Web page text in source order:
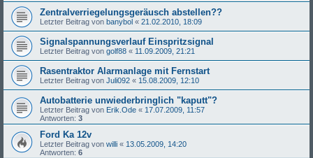
Zentralverriegelungsgeräusch abstellen??
Letzter Beitrag von banybol « 21.02.2010, 18:09
Signalspannungsverlauf Einspritzsignal
Letzter Beitrag von golf88 « 11.09.2009, 21:21
Rasentraktor Alarmanlage mit Fernstart
Letzter Beitrag von Juli092 « 15.08.2009, 12:10
Autobatterie unwiederbringlich "kaputt"?
Letzter Beitrag von Erik.Ode « 17.07.2009, 11:57
Antworten: 3
Ford Ka 12v
Letzter Beitrag von willi « 13.05.2009, 14:20
Antworten: 6